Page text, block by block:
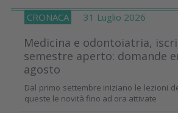
CRONACA 31 Luglio 2026
Medicina e odontoiatria,
semestre aperto: domande
agosto
Dal primo settembre iniziano le lezioni
queste le novità fino ad ora attivate